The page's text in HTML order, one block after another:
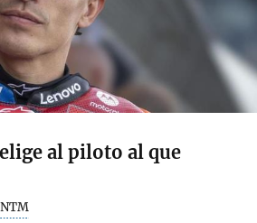
al piloto al que
NTM